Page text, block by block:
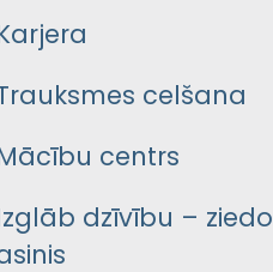
celšana
centrs
dzīvību – ziedo